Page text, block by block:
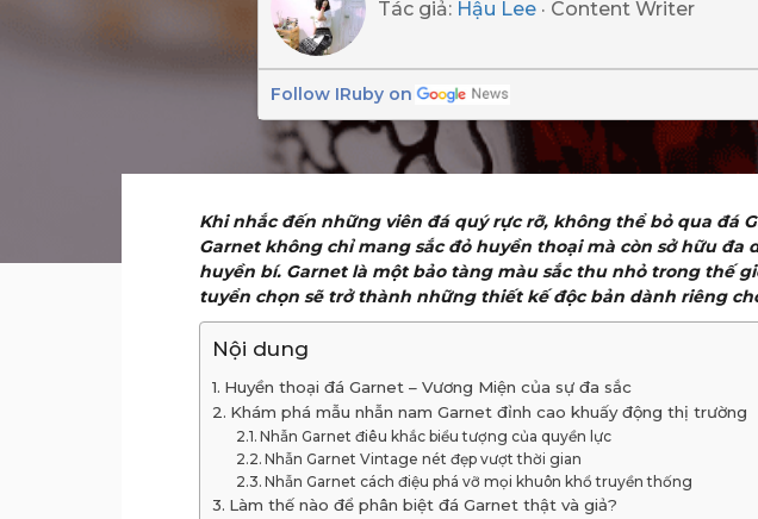
Tác giả: Hậu Lee · Content Writer
Follow IRuby on
Khi nhắc đến những viên đá quý rực rỡ, không thể bỏ qua đá
Garnet không chỉ mang sắc đỏ huyền thoại mà còn sở hữu
huyền bí. Garnet là một bảo tàng màu sắc thu nhỏ trong thế
tuyển chọn sẽ trở thành những thiết kế độc bản dành riêng
Nội dung
Huyền thoại đá Garnet – Vương Miện của sự đa sắc
Khám phá mẫu nhẫn nam Garnet đỉnh cao khuấy động thị trường
Nhẫn Garnet điêu khắc biểu tượng của quyền lực
Nhẫn Garnet Vintage nét đẹp vượt thời gian
Nhẫn Garnet cách điệu phá vỡ mọi khuôn khổ truyền thống
Làm thế nào để phân biệt đá Garnet thật và giả?